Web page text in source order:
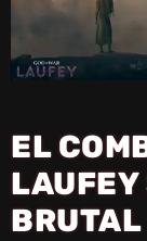
EL
LAUFEY
BRUTAL